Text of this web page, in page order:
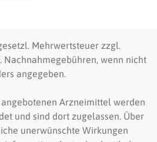
Mehrwertsteuer zzgl.
Nachnahmegebühren, wenn nicht
angegeben.
Arzneimittel werden
und sind dort zugelassen. Über
unerwünschte Wirkungen